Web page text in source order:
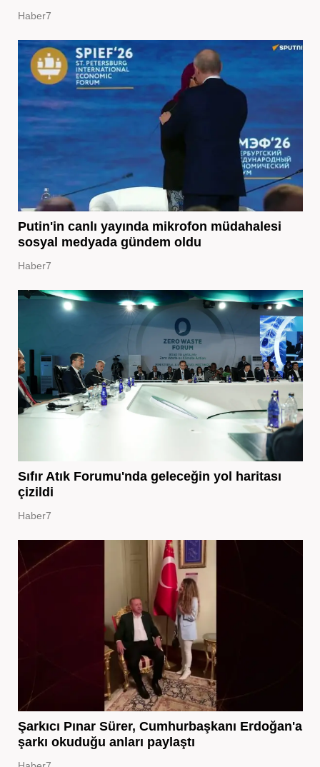
Haber7
Putin'in canlı yayında mikrofon müdahalesi
sosyal medyada gündem oldu
Haber7
Sıfır Atık Forumu'nda geleceğin yol haritası
çizildi
Haber7
Şarkıcı Pınar Sürer, Cumhurbaşkanı Erdoğan'a
şarkı okuduğu anları paylaştı